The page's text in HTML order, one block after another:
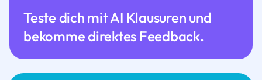
Teste dich mit AI Klausuren und
bekomme direktes Feedback.